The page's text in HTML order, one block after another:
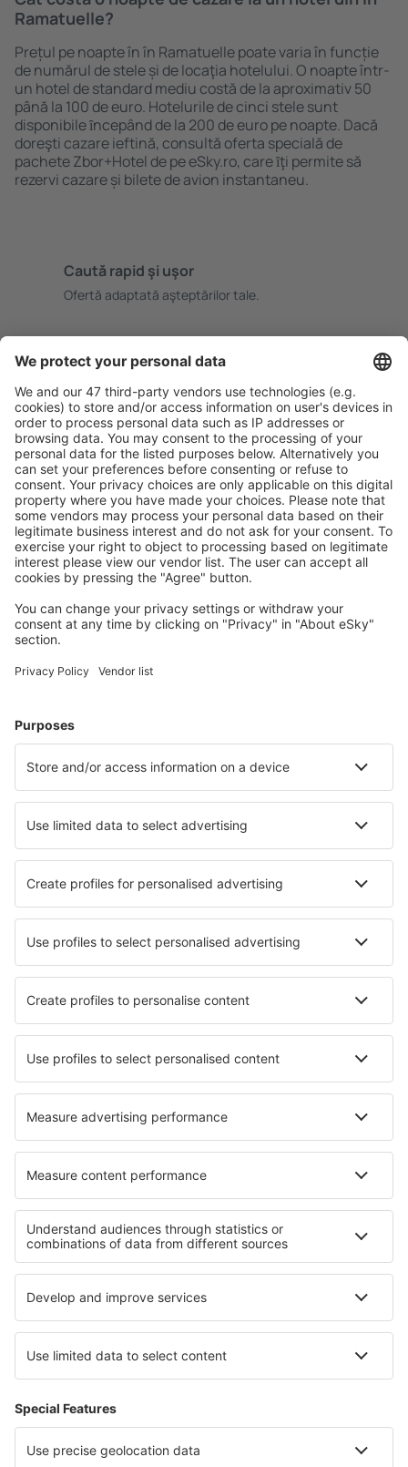
Ramatuelle?
Prețul pe noapte în în Ramatuelle poate varia în funcție
de numărul de stele și de locaţia hotelului. O noapte într-
un hotel de standard mediu costă de la aproximativ 50
până la 100 de euro. Hotelurile de cinci stele sunt
disponibile ȋncepând de la 200 de euro pe noapte. Dacă
doreşti cazare ieftină, consultă oferta specială de
pachete Zbor+Hotel de pe eSky.ro, care ȋţi permite să
rezervi cazare și bilete de avion instantaneu.
Caută rapid şi uşor
Ofertă adaptată aşteptărilor tale.
Rezervare fără griji cu opțiune gratuită de anulare.
Economiseşte mai mult
Prețuri atractive și oferte speciale pentru utilizatorii
conectați.
Cazarea preferată
Alege din peste 1,3 mil. de opţiuni: hoteluri, cabane,
apartamente și altele.
Cele mai căutate hoteluri de către utilizatorii eSky
Hoteluri în Franţa - Orașe populare
Hoteluri în Le Cap d`Agde
Hoteluri în Nisa Hoteluri în La Ciotat
Hoteluri în Amelie-les-Bains-Palalda
Hoteluri în La Clusaz Hoteluri în Capbreton
Cele mai bune hoteluri - orașe
Hoteluri în Easingwold Hoteluri în Amelia
Hoteluri Gaimersheim Hoteluri în Acquarica
Hoteluri în Vista Hoteluri în Ufford Hoteluri în Adrasan
Hoteluri în Falling Waters
Cele mai bune hoteluri - regiuni
Hoteluri în Lorraine Hoteluri în regiunea Lacului Geneva
Hoteluri în Val d'Isère Hoteluri în Les Menuires
Hoteluri în Midi-Pyrenees Hoteluri in Principatul Asturia
Hoteluri în Parcul Național Rodna
Hoteluri in Cantonul Split-Dalmaţia Hoteluri în Qatar